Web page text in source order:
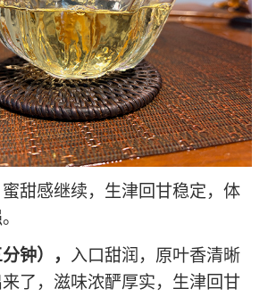
甜感继续，生津回甘稳定，体
钟）， 入口甜润，原叶香清晰
了，滋味浓酽厚实，生津回甘